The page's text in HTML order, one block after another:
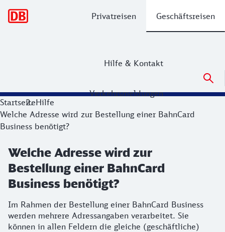
Privatreisen Geschäftsreisen
Hilfe & Kontakt
Verkehrsmeldungen
StartseiteHilfe
Welche Adresse wird zur Bestellung einer BahnCard
Business benötigt?
Welche Adresse wird zur
Bestellung einer BahnCard
Business benötigt?
Im Rahmen der Bestellung einer BahnCard Business
werden mehrere Adressangaben verarbeitet. Sie
können in allen Feldern die gleiche (geschäftliche)